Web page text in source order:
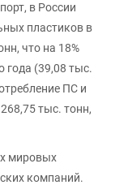
в России
пластиков в
что на 18%
года (39,08 тыс.
ПС и
тыс. тонн,
мировых
компаний.